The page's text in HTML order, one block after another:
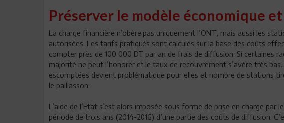
Préserver le modèle économique
La charge financière n’obère pas uniquement l’ONT, mais aussi les
autorisées. Les tarifs pratiqués sont calculés sur la base des coûts
compter près de 100 000 DT par an de frais de diffusion. Si certaines
majorité ne peut l’honorer et le taux de recouvrement s’avère très
escomptées devient problématique pour elles et nombre de stations
le paillasson.
L’aide de l’Etat s’est alors imposée sous forme de prise en charge par
période de trois ans (2014-2016) d’une partie des coûts de diffusion.